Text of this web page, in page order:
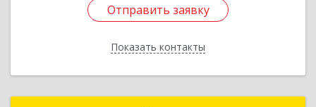
Отправить заявку
Показать контакты
Отправить заявку
Назад